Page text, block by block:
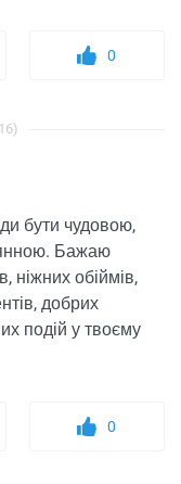
0
бути чудовою,
Бажаю
ніжних обіймів,
добрих
подій у твоєму
0